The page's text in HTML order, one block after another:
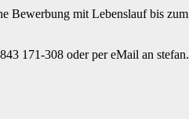
Bewerbung mit Lebenslauf bis
171-308 oder per eMail an